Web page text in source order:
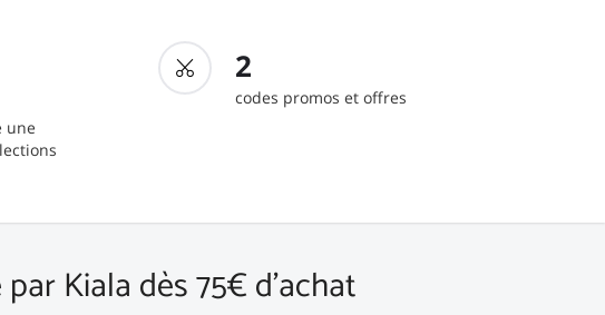
une
2
codes promos et offres
Kiala dès 75€ d'achat